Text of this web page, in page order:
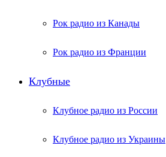
Рок радио из Канады
Рок радио из Франции
Клубные
Клубное радио из России
Клубное радио из Украины